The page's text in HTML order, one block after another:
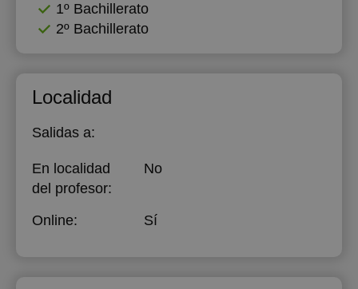
1º Bachillerato
2º Bachillerato
Localidad
Salidas a:
En localidad
del profesor:
No
Online: Sí